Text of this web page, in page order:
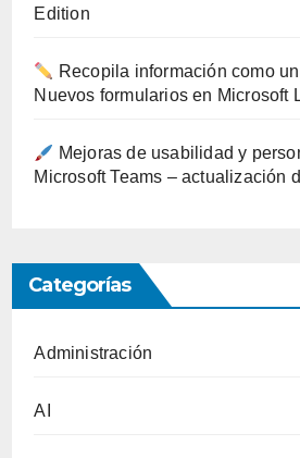
Edition
Recopila información como
Nuevos formularios en Microsoft
Mejoras de usabilidad y
Microsoft Teams – actualización
Categorías
Administración
AI